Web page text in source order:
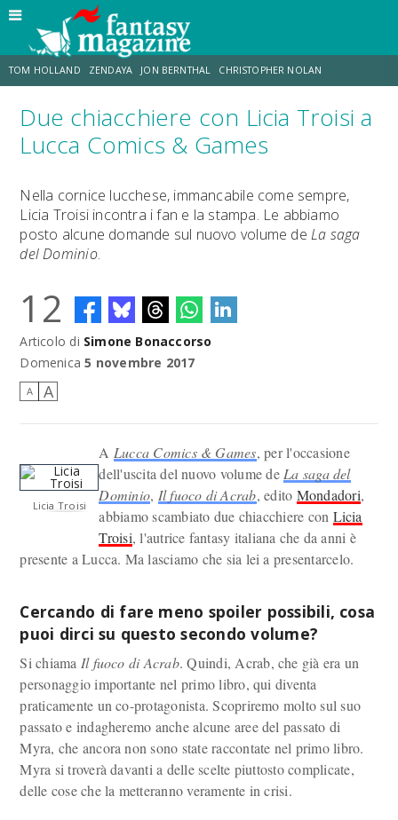
TOM HOLLAND ZENDAYA JON BERNTHAL CHRISTOPHER NOLAN
STRANIMONDI LUCCA COMICS & GAMES ODISSEA MARK RUFFALO
Due chiacchiere con Licia Troisi a
Lucca Comics & Games
Nella cornice lucchese, immancabile come sempre,
Licia Troisi incontra i fan e la stampa. Le abbiamo
posto alcune domande sul nuovo volume deLa saga
del Dominio.
12
Articolo di Simone Bonaccorso
Domenica 5 novembre 2017
A A
Licia Troisi
A Lucca Comics & Games, per l'occasione
dell'uscita del nuovo volume de La saga del
Dominio, Il fuoco di Acrab, edito Mondadori,
abbiamo scambiato due chiacchiere con Licia
Troisi, l'autrice fantasy italiana che da anni è
presente a Lucca. Ma lasciamo che sia lei a presentarcelo.
Cercando di fare meno spoiler possibili, cosa
puoi dirci su questo secondo volume?
Si chiama Il fuoco di Acrab. Quindi, Acrab, che già era un
personaggio importante nel primo libro, qui diventa
praticamente un co-protagonista. Scopriremo molto sul suo
passato e indagheremo anche alcune aree del passato di
Myra, che ancora non sono state raccontate nel primo libro.
Myra si troverà davanti a delle scelte piuttosto complicate,
delle cose che la metteranno veramente in crisi.